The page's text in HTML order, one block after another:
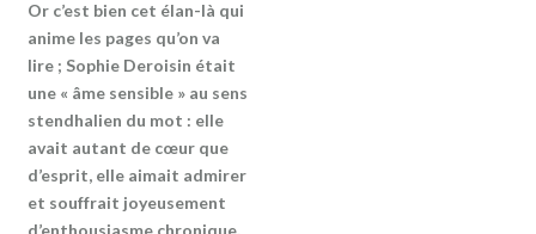
Or c’est bien cet élan-là qui
anime les pages qu’on va
lire ; Sophie Deroisin était
une « âme sensible » au sens
stendhalien du mot : elle
avait autant de cœur que
d’esprit, elle aimait admirer
et souffrait joyeusement
d’enthousiasme chronique.